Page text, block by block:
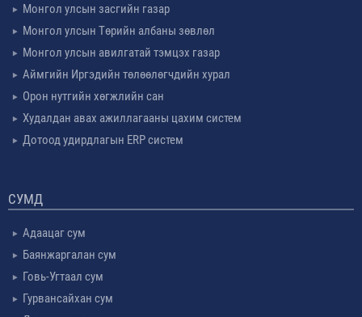
Монгол улсын засгийн газар
Монгол улсын Төрийн албаны зөвлөл
Монгол улсын авилгатай тэмцэх газар
Аймгийн Иргэдийн төлөөлөгчдийн хурал
Орон нутгийн хөгжлийн сан
Худалдан авах ажиллагааны цахим систем
Дотоод удирдлагын ERP систем
СУМД
Адаацаг сум
Баянжаргалан сум
Говь-Угтаал сум
Гурвансайхан сум